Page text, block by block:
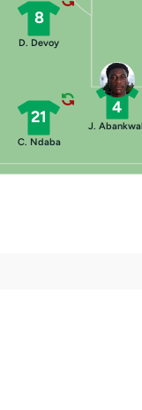
4
J.
21
C. Ndaba
8
D. Devoy